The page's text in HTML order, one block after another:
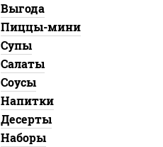
Выгода
Пиццы-мини
Супы
Салаты
Соусы
Напитки
Десерты
Наборы